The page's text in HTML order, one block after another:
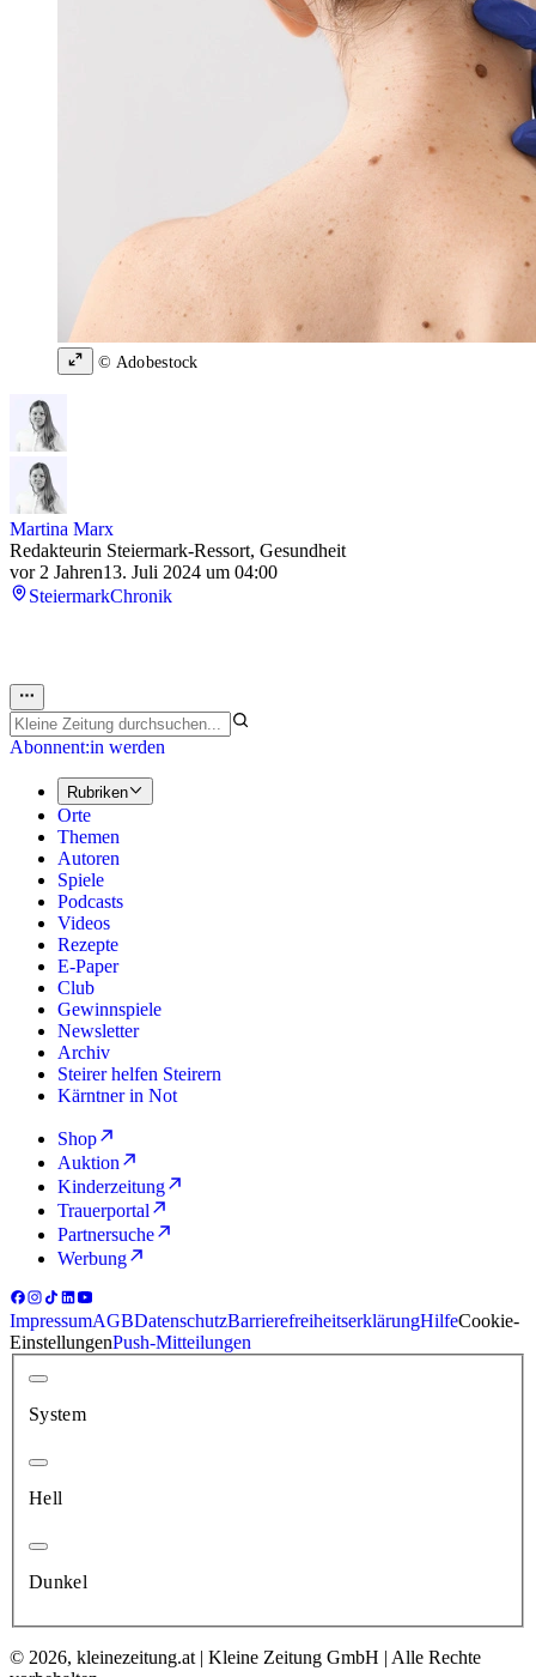
© Adobestock
Martina Marx
Redakteurin Steiermark-Ressort, Gesundheit
vor 2 Jahren13. Juli 2024 um 04:00
SteiermarkChronik
Abonnent:in werden
Rubriken
Orte
Themen
Autoren
Spiele
Podcasts
Videos
Rezepte
E-Paper
Club
Gewinnspiele
Newsletter
Archiv
Steirer helfen Steirern
Kärntner in Not
Shop
Auktion
Kinderzeitung
Trauerportal
Partnersuche
Werbung
ImpressumAGBDatenschutzBarrierefreiheitserklärungHilfeCookie-
EinstellungenPush-Mitteilungen
System
Hell
Dunkel
© 2026, kleinezeitung.at | Kleine Zeitung GmbH | Alle Rechte